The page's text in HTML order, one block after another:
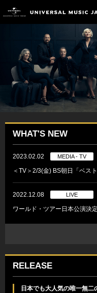
WHAT'S NEW
2023.02.02 MEDIA - TV
＜TV＞2/3(金) BS朝日「ベス
2022.12.08 LIVE
ワールド・ツアー日本公演決定
RELEASE
日本でも大人気の唯一無二